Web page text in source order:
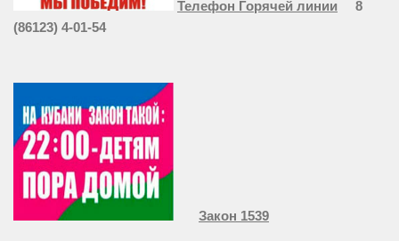
Телефон Горячей линии
8
(86123) 4-01-54
Закон 1539